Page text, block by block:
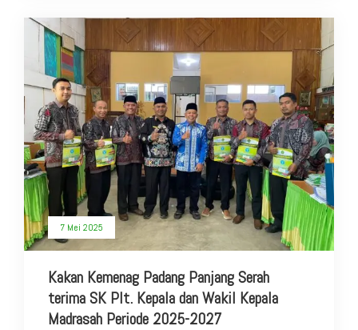
7 Mei 2025
Kakan Kemenag Padang Panjang Serah
terima SK Plt. Kepala dan Wakil Kepala
Madrasah Periode 2025-2027